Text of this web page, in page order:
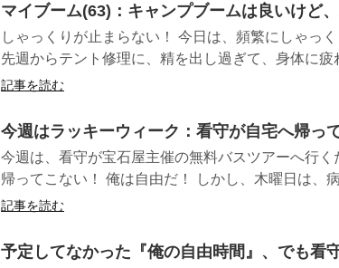
マイブーム(63)：キャンプブームは良いけど
しゃっくりが止まらない！ 今日は、頻繁にしゃっ
先週からテント修理に、精を出し過ぎて、身体に疲
記事を読む
今週はラッキーウィーク：看守が自宅へ帰っ
今週は、看守が宝石屋主催の無料バスツアーへ行
帰ってこない！ 俺は自由だ！ しかし、木曜日は、
記事を読む
予定してなかった『俺の自由時間』、でも看